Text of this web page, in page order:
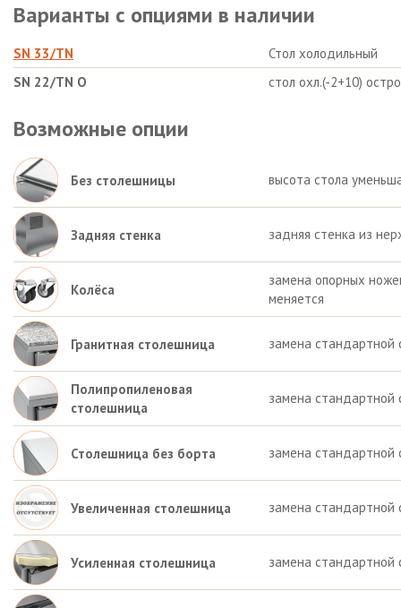
Варианты с опциями в наличии
SN 33/TN
Стол холодильный
SN 22/TN О
стол охл.(-2+10)
Возможные опции
Без столешницы высота стола
Задняя стенка задняя стенка из
Колёса
замена опорных
меняется
Гранитная столешница замена стандартной
Полипропиленовая
столешница
замена стандартной
Столешница без борта замена стандартной
Увеличенная столешница замена стандартной
Усиленная столешница замена стандартной